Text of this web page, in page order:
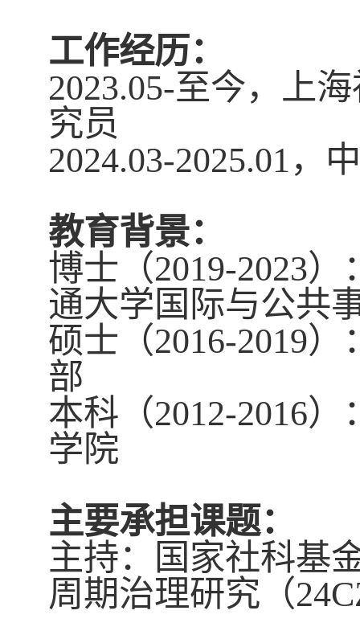
工作经历：
2023.05-至今，上
究员
2024.03-2025.01，
教育背景：
博士（2019-2023）
通大学国际与公共
硕士（2016-2019）
部
本科（2012-2016）
学院
主要承担课题：
主持：国家社科基
周期治理研究（